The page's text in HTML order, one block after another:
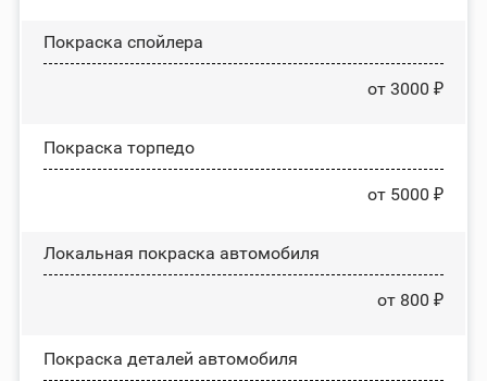
Покраска спойлера
от 3000 ₽
Покраска торпедо
от 5000 ₽
Локальная покраска автомобиля
от 800 ₽
Покраска деталей автомобиля